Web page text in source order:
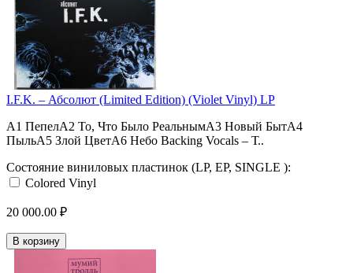
I.F.K. – Абсолют (Limited Edition) (Violet Vinyl) LP
A1 ПепелA2 То, Что Было РеальнымA3 Новый БытA4
ПыльA5 Злой ЦветA6 Небо Backing Vocals – Т..
Состояние виниловых пластинок (LP, EP, SINGLE ):
Colored Vinyl
20 000.00 ₽
В корзину